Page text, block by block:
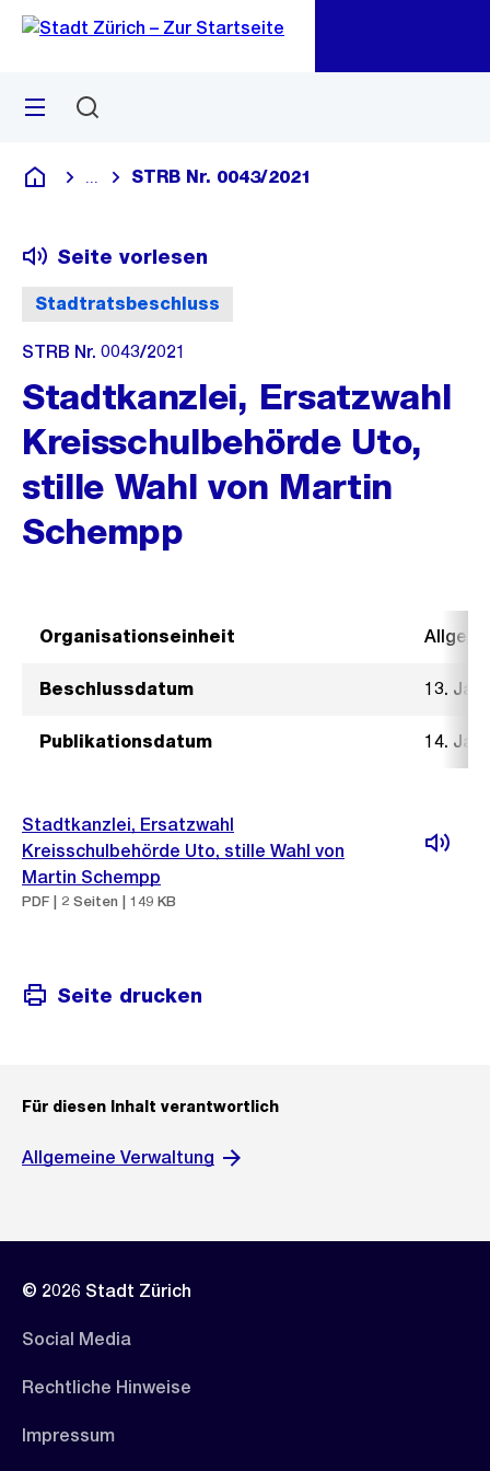
Navigation
Sprunglink
Menü
Deutsch
Blende alle Breadcrumbs ein
STRB Nr. 0043/2021
Stadtratsbeschluss
Seite vorlesen
STRB Nr. 0043/2021
Stadtkanzlei, Ersatzwahl
Kreisschulbehörde Uto,
stille Wahl von Martin
Schempp
Organisationseinheit
Beschlussdatum 13.
Publikationsdatum 14.
Stadtkanzlei, Ersatzwahl
Kreisschulbehörde Uto, stille Wahl von
Martin Schempp
PDF | 2 Seiten | 149 KB
Seite drucken
Für diesen Inhalt verantwortlich
Allgemeine Verwaltung
© 2026 Stadt Zürich
Social Media
Rechtliche Hinweise
Impressum